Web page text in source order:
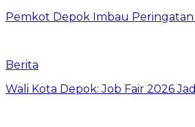
Pemkot Depok Imbau
Berita
Wali Kota Depok: Job Fair 2026